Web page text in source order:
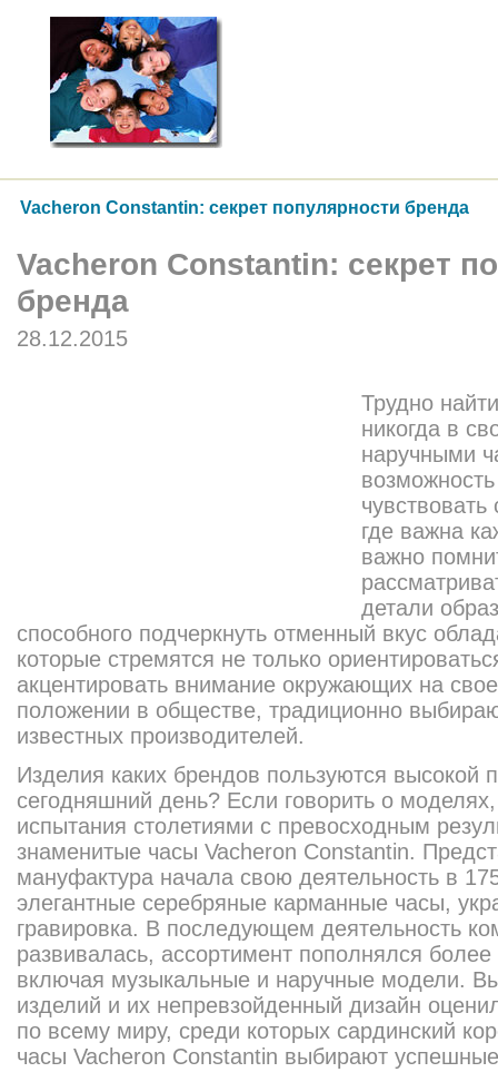
Vacheron Constantin: секрет популярности бренда
Vacheron Constantin: секрет
бренда
28.12.2015
Трудно
никогда в
наручными
где важна
важно
детали
способного подчеркнуть отменный вкус
которые стремятся не только
акцентировать внимание окружающих на
положении в обществе, традиционно
известных производителей.
Изделия каких брендов пользуются высокой
сегодняшний день? Если говорить о
испытания столетиями с превосходным
знаменитые часы Vacheron Constantin.
мануфактура начала свою деятельность в
элегантные серебряные карманные часы,
гравировка. В последующем деятельность
развивалась, ассортимент пополнялся
включая музыкальные и наручные модели.
изделий и их непревзойденный дизайн
по всему миру, среди которых сардинский
часы Vacheron Constantin выбирают